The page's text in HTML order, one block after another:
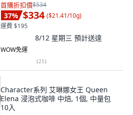
首購折扣價$534
37% $334 ($21.41/10g)
運費 $195
8/12 星期三 預計送達
WOW免運
(21)
Character系列 艾琳娜女王 Queen
Elena 浸泡式咖啡 中焙, 1個, 中量包
10入